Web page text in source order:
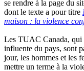
se rendre à la page du
dont le texte a pour titre
maison : la violence
Les TUAC Canada, qui
influente du pays, sont
jour, les hommes et les
mettre un terme à la